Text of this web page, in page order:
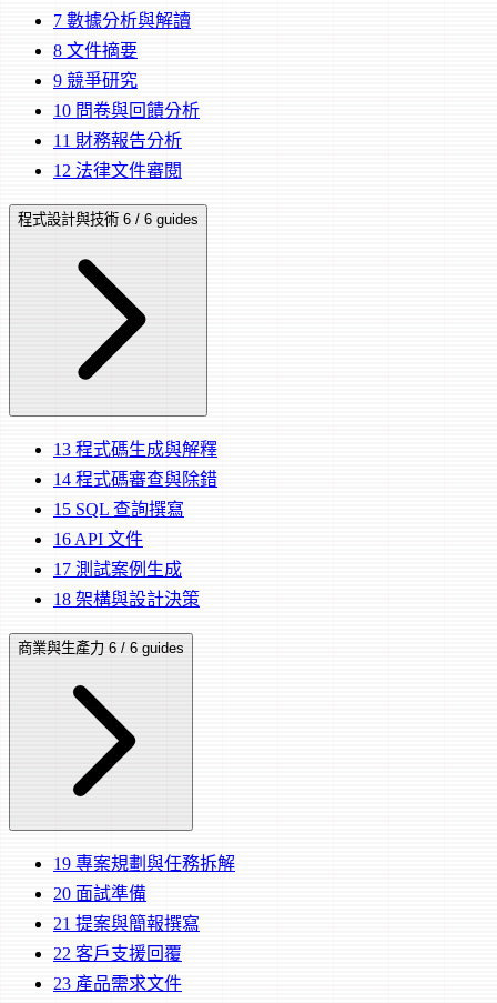
7 數據分析與解讀
8 文件摘要
9 競爭研究
10 問卷與回饋分析
11 財務報告分析
12 法律文件審閱
程式設計與技術 6 / 6 guides
13 程式碼生成與解釋
14 程式碼審查與除錯
15 SQL 查詢撰寫
16 API 文件
17 測試案例生成
18 架構與設計決策
商業與生產力 6 / 6 guides
19 專案規劃與任務拆解
20 面試準備
21 提案與簡報撰寫
22 客戶支援回覆
23 產品需求文件